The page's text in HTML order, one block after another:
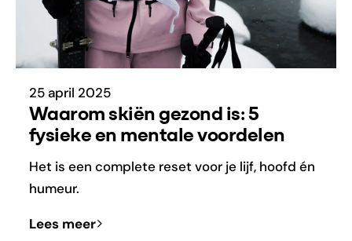
25 april 2025
Waarom skiën gezond is: 5
fysieke en mentale voordelen
Het is een complete reset voor je lijf, hoofd én
humeur.
Lees meer